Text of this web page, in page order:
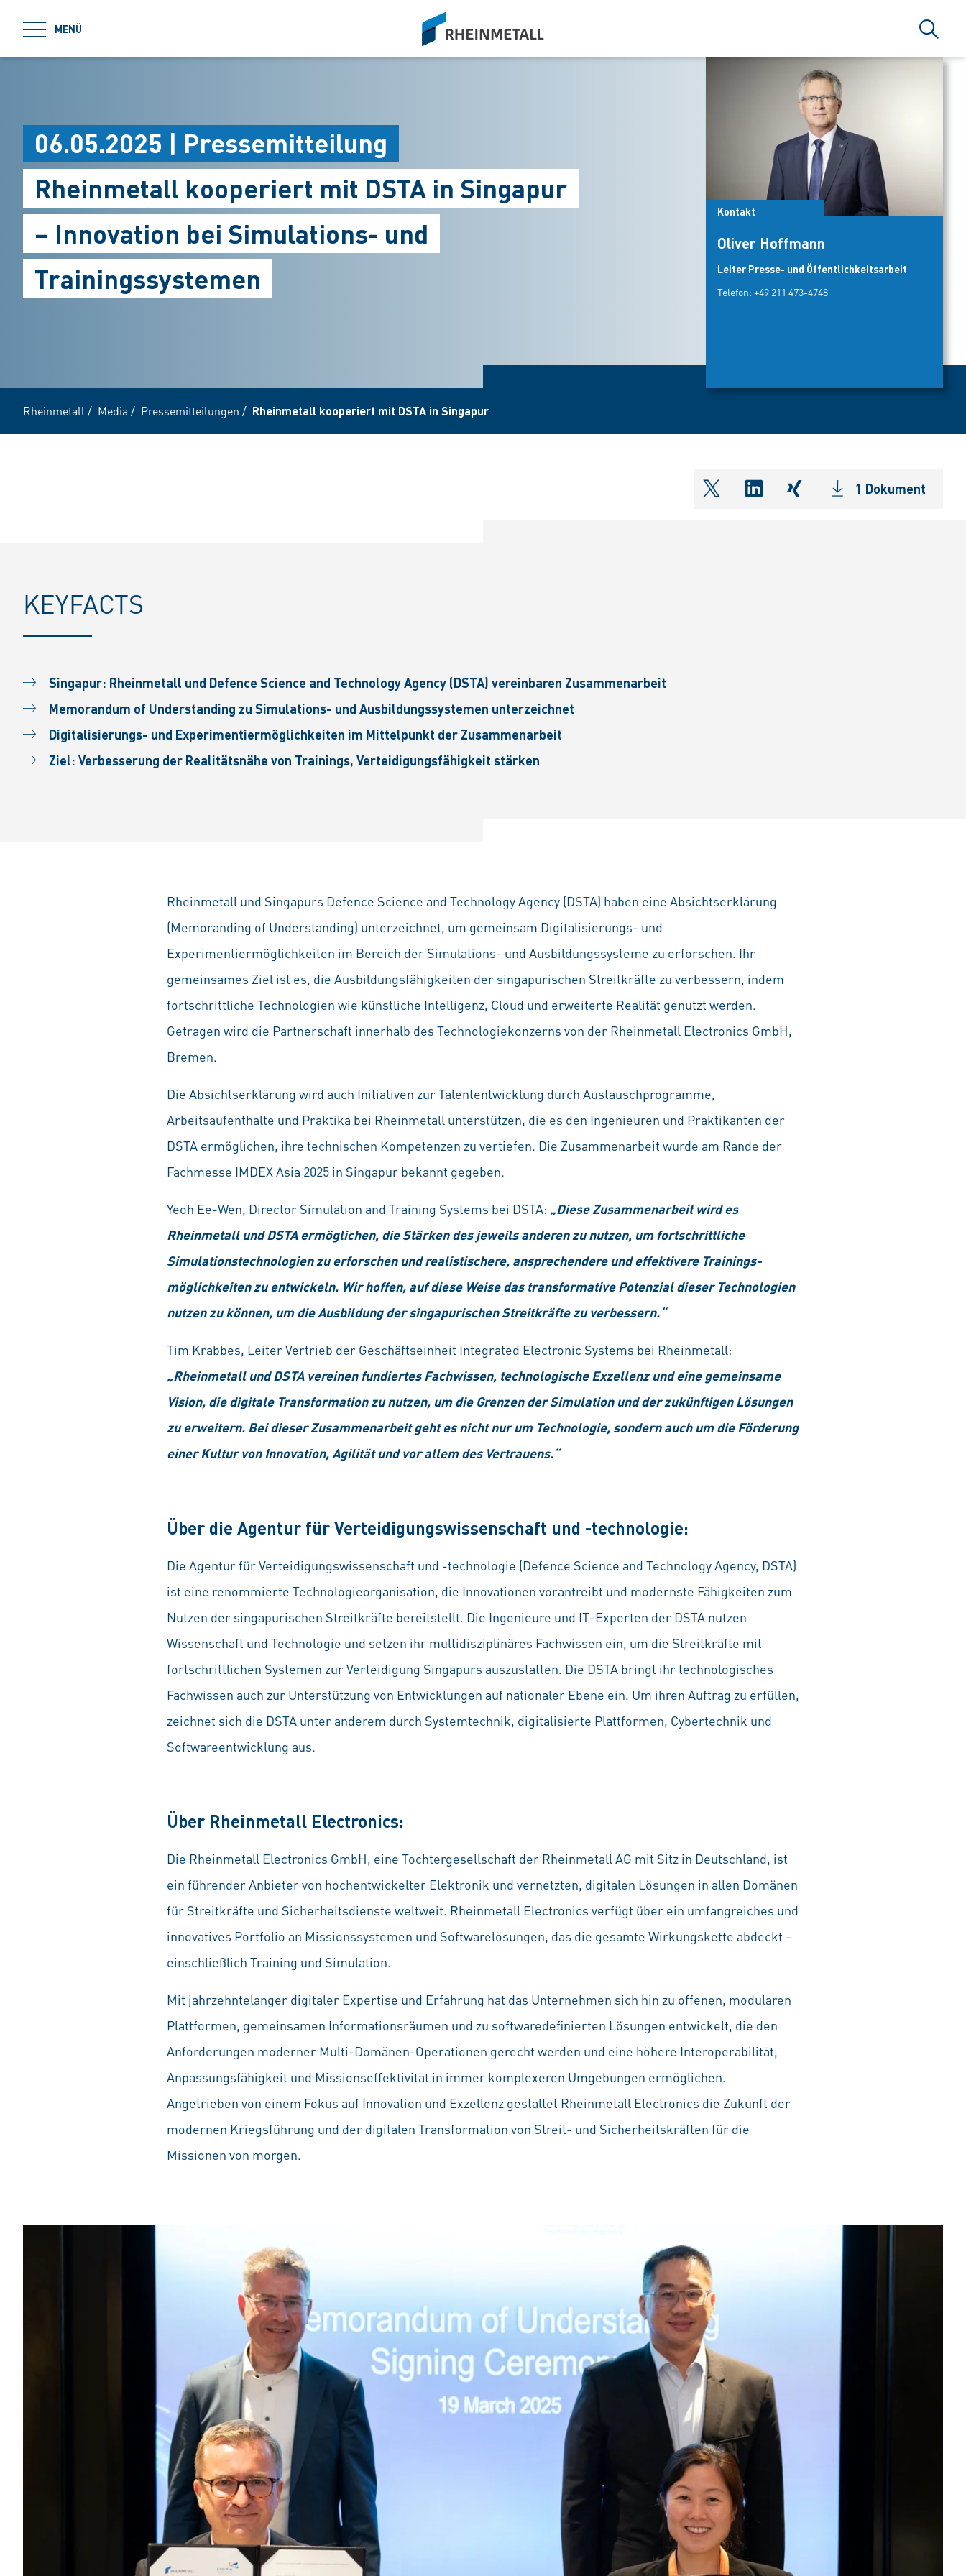
MENÜ
siteLogo
Suche
Kontakt
Oliver Hoffmann
Leiter Presse- und Öffentlichkeitsarbeit
Telefon: +49 211 473-4748
06.05.2025 | Pressemitteilung
Rheinmetall kooperiert mit DSTA in Singapur
– Innovation bei Simulations- und
Trainingssystemen
Rheinmetall / Media / Pressemitteilungen / Rheinmetall kooperiert mit DSTA in Singapur
shareOntwitter
shareOnlinkedIn
shareOnxing1 Dokument
KEYFACTS
Singapur: Rheinmetall und Defence Science and Technology Agency (DSTA) vereinbaren Zusammenarbeit
Memorandum of Under­standing zu Simulations- und Ausbildungssystemen unterzeichnet
Digitalisierungs- und Experimentier­möglichkeiten im Mittelpunkt der Zusammenarbeit
Ziel: Verbesserung der Realitätsnähe von Trainings, Verteidigungs­fähigkeit stärken
Rheinmetall und Singapurs Defence Science and Technology Agency (DSTA) haben eine Absichtserklärung
(Memoranding of Understanding) unterzeichnet, um gemeinsam Digitalisierungs- und
Experimentiermöglichkeiten im Bereich der Simulations- und Ausbildungssysteme zu erforschen. Ihr
gemeinsames Ziel ist es, die Ausbildungsfähigkeiten der singapurischen Streitkräfte zu verbessern, indem
fortschrittliche Technologien wie künstliche Intelligenz, Cloud und erweiterte Realität genutzt werden.
Getragen wird die Partnerschaft innerhalb des Technologiekonzerns von der Rheinmetall Electronics GmbH,
Bremen.
Die Absichtserklärung wird auch Initiativen zur Talententwicklung durch Austauschprogramme,
Arbeitsaufenthalte und Praktika bei Rheinmetall unterstützen, die es den Ingenieuren und Praktikanten der
DSTA ermöglichen, ihre technischen Kompetenzen zu vertiefen. Die Zusammenarbeit wurde am Rande der
Fachmesse IMDEX Asia 2025 in Singapur bekannt gegeben.
Yeoh Ee-Wen, Director Simulation and Training Systems bei DSTA: „Diese Zusammenarbeit wird es
Rheinmetall und DSTA ermöglichen, die Stärken des jeweils anderen zu nutzen, um fortschrittliche
Simulationstechnologien zu erforschen und realistischere, ansprechendere und effektivere Trainings­
möglichkeiten zu entwickeln. Wir hoffen, auf diese Weise das transformative Potenzial dieser Technologien
nutzen zu können, um die Ausbildung der singapurischen Streitkräfte zu verbessern.“
Tim Krabbes, Leiter Vertrieb der Geschäftseinheit Integrated Electronic Systems bei Rheinmetall:
„Rheinmetall und DSTA vereinen fundiertes Fachwissen, techno­logische Exzellenz und eine gemeinsame
Vision, die digitale Trans­formation zu nutzen, um die Grenzen der Simulation und der zukünftigen Lösungen
zu erweitern. Bei dieser Zusammenarbeit geht es nicht nur um Technologie, sondern auch um die Förderung
einer Kultur von Innovation, Agilität und vor allem des Vertrauens.“
Über die Agentur für Verteidigungswissenschaft und -technologie:
Die Agentur für Verteidigungswissenschaft und -technologie (Defence Science and Technology Agency, DSTA)
ist eine renommierte Technologieorganisation, die Innovationen vorantreibt und modernste Fähigkeiten zum
Nutzen der singapurischen Streitkräfte bereitstellt. Die Ingenieure und IT-Experten der DSTA nutzen
Wissenschaft und Technologie und setzen ihr multidisziplinäres Fachwissen ein, um die Streitkräfte mit
fortschritt­lichen Systemen zur Verteidigung Singapurs auszustatten. Die DSTA bringt ihr technologisches
Fachwissen auch zur Unterstützung von Entwicklungen auf nationaler Ebene ein. Um ihren Auftrag zu erfüllen,
zeichnet sich die DSTA unter anderem durch Systemtechnik, digitalisierte Plattformen, Cybertechnik und
Softwareentwicklung aus.
Über Rheinmetall Electronics:
Die Rheinmetall Electronics GmbH, eine Tochtergesellschaft der Rheinmetall AG mit Sitz in Deutschland, ist
ein führender Anbieter von hochentwickelter Elektronik und vernetzten, digitalen Lösungen in allen Domänen
für Streitkräfte und Sicherheitsdienste weltweit. Rheinmetall Electronics verfügt über ein umfangreiches und
innovatives Portfolio an Missionssystemen und Softwarelösungen, das die gesamte Wirkungskette abdeckt –
einschließlich Training und Simulation.
Mit jahrzehntelanger digitaler Expertise und Erfahrung hat das Unternehmen sich hin zu offenen, modularen
Plattformen, gemeinsamen Informationsräumen und zu softwaredefinierten Lösungen entwickelt, die den
Anforderungen moderner Multi-Domänen-Operationen gerecht werden und eine höhere Interoperabilität,
Anpassungsfähigkeit und Missionseffektivität in immer komplexeren Umgebungen ermöglichen.
Angetrieben von einem Fokus auf Innovation und Exzellenz gestaltet Rheinmetall Electronics die Zukunft der
modernen Kriegsführung und der digitalen Transformation von Streit- und Sicherheitskräften für die
Missionen von morgen.